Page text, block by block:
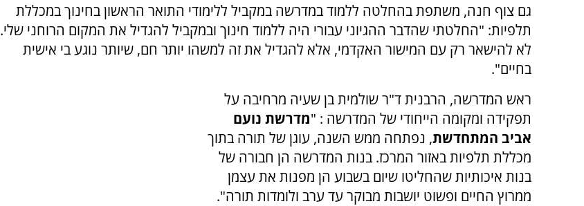
גם צוף חנה, משתפת בהחלטה ללמוד במדרשה במקביל ללימודי התואר הראשון בחינוך במכללת
תלפיות: "החלטתי שהדבר ההגיוני עבורי היה ללמוד חינוך ובמקביל להגדיל את המקום הרוחני שלי.
לא להישאר רק עם המישור האקדמי, אלא להגדיל את זה למשהו יותר חם, שיותר נוגע בי אישית
בחיים".
ראש המדרשה, הרבנית ד"ר שולמית בן שעיה מרחיבה על
תפקידה ומקומה הייחודי של המדרשה : "מדרשת נועם
אביב המתחדשת, נפתחה ממש השנה, עוגן של תורה בתוך
מכללת תלפיות באזור המרכז. בנות המדרשה הן חבורה של
בנות איכותיות שהחליטו שיום בשבוע הן מפנות את עצמן
ממרוץ החיים ופשוט יושבות מבוקר עד ערב ולומדות תורה".